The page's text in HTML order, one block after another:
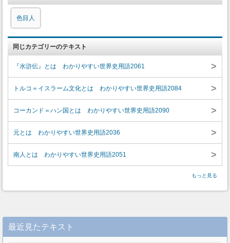
色目人
同じカテゴリーのテキスト
『水滸伝』とは わかりやすい世界史用語2061 >
トルコ＝イスラーム文化とは わかりやすい世界史用語2084 >
コーカンド＝ハン国とは わかりやすい世界史用語2090 >
元とは わかりやすい世界史用語2036 >
南人とは わかりやすい世界史用語2051 >
もっと見る
最近見たテキスト